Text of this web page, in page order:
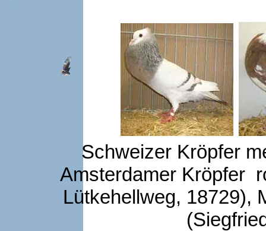
Schweizer Kröpfer
Amsterdamer Kröpfer
Lütkehellweg, 18729),